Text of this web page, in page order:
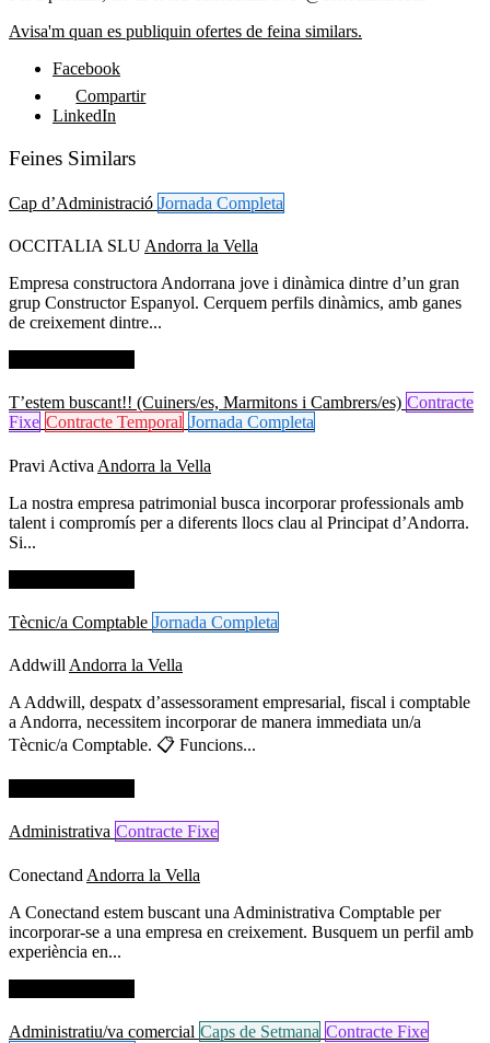
Avisa'm quan es publiquin ofertes de feina similars.
Facebook
Compartir
LinkedIn
Feines Similars
Cap d’Administració Jornada Completa
OCCITALIA SLU Andorra la Vella
Empresa constructora Andorrana jove i dinàmica dintre d’un gran
grup Constructor Espanyol. Cerquem perfils dinàmics, amb ganes
de creixement dintre...
T’estem buscant!! (Cuiners/es, Marmitons i Cambrers/es) Contracte
Fixe Contracte Temporal Jornada Completa
Pravi Activa Andorra la Vella
La nostra empresa patrimonial busca incorporar professionals amb
talent i compromís per a diferents llocs clau al Principat d’Andorra.
Si...
Tècnic/a Comptable Jornada Completa
Addwill Andorra la Vella
A Addwill, despatx d’assessorament empresarial, fiscal i comptable
a Andorra, necessitem incorporar de manera immediata un/a
Tècnic/a Comptable. 📋 Funcions...
Administrativa Contracte Fixe
Conectand Andorra la Vella
A Conectand estem buscant una Administrativa Comptable per
incorporar-se a una empresa en creixement. Busquem un perfil amb
experiència en...
Administratiu/va comercial Caps de Setmana Contracte Fixe